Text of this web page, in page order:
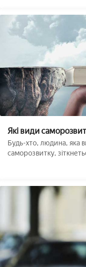
Які види
Будь-хто, людина, яка
саморозвитку,